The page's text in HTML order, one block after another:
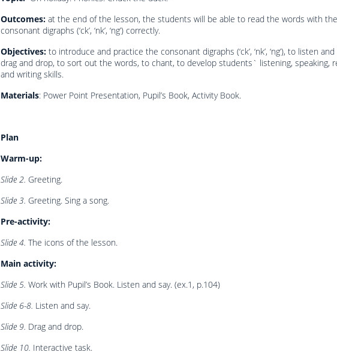
Outcomes: at the end of the lesson, the students will be able to read the words with the
consonant digraphs (‘ck’, ‘nk’, ‘ng’) correctly.
Objectives: to introduce and practice the consonant digraphs (‘ck’, ‘nk’, ‘ng’), to listen
drag and drop, to sort out the words, to chant, to develop students` listening, speaking,
and writing skills.
Materials: Power Point Presentation, Pupil’s Book, Activity Book.
Plan
Warm-up:
Slide 2. Greeting.
Slide 3. Greeting. Sing a song.
Pre-activity:
Slide 4. The icons of the lesson.
Main activity:
Slide 5. Work with Pupil’s Book. Listen and say. (ex.1, p.104)
Slide 6-8. Listen and say.
Slide 9. Drag and drop.
Slide 10. Interactive task.